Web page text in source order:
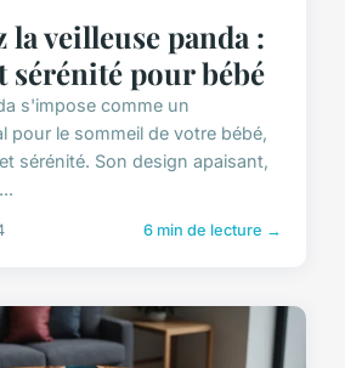
la veilleuse panda :
sérénité pour bébé
s'impose comme un
pour le sommeil de votre bébé,
sérénité. Son design apaisant,
6 min de lecture →